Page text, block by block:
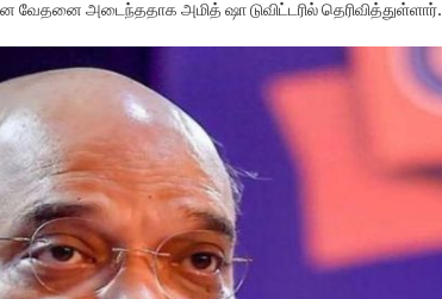
வேதனை அடைந்ததாக அமித் ஷா டுவிட்டரில் தெரிவித்துள்ளார்.